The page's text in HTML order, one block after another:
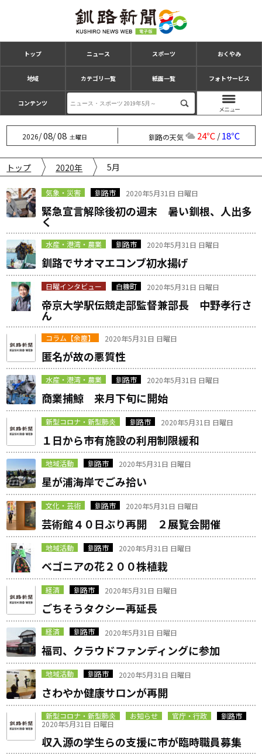
トップ ニュース スポーツ おくやみ
地域 カテゴリ一覧 紙面一覧 フォトサービス
コンテンツ
2026/08/08 土曜日 釧路の天気 24℃/18℃
トップ 2020年 5月
気象・災害 釧路市 2020年5月31日 日曜日
緊急宣言解除後初の週末 暑い釧根、人出多
く
水産・港湾・農業 釧路市 2020年5月31日 日曜日
釧路でサオマエコンブ初水揚げ
日曜インタビュー 白糠町 2020年5月31日 日曜日
帝京大学駅伝競走部監督兼部長 中野孝行さ
ん
コラム【余塵】 2020年5月31日 日曜日
匿名が故の悪質性
水産・港湾・農業 釧路市 2020年5月31日 日曜日
商業捕鯨 来月下旬に開始
新型コロナ・新型肺炎 釧路市 2020年5月31日 日曜日
１日から市有施設の利用制限緩和
地域活動 釧路市 2020年5月31日 日曜日
星が浦海岸でごみ拾い
文化・芸術 釧路市 2020年5月31日 日曜日
芸術館４０日ぶり再開 ２展覧会開催
地域活動 釧路市 2020年5月31日 日曜日
ベゴニアの花２００株植栽
経済 釧路市 2020年5月31日 日曜日
ごちそうタクシー再延長
経済 釧路市 2020年5月31日 日曜日
福司、クラウドファンディングに参加
地域活動 釧路市 2020年5月31日 日曜日
さわやか健康サロンが再開
新型コロナ・新型肺炎 お知らせ 官庁・行政
釧路市
2020年5月31日 日曜日
収入源の学生らの支援に市が臨時職員募集